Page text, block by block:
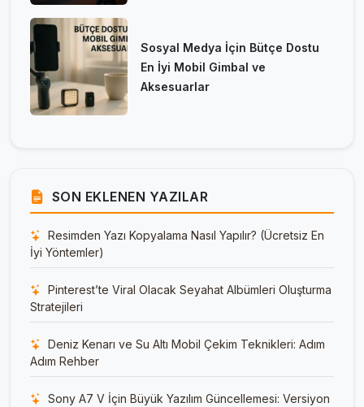
Sosyal Medya İçin Bütçe Dostu
En İyi Mobil Gimbal ve
Aksesuarlar
SON EKLENEN YAZILAR
Resimden Yazı Kopyalama Nasıl Yapılır? (Ücretsiz En
İyi Yöntemler)
Pinterest’te Viral Olacak Seyahat Albümleri Oluşturma
Stratejileri
Deniz Kenarı ve Su Altı Mobil Çekim Teknikleri: Adım
Adım Rehber
Sony A7 V İçin Büyük Yazılım Güncellemesi: Versiyon